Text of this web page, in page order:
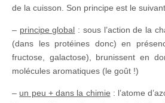
de la cuisson. Son principe est le
– principe global : sous l’action de la
(dans les protéines donc) en
fructose, galactose), brunissent en
molécules aromatiques (le goût !)
– un peu + dans la chimie : l’atome